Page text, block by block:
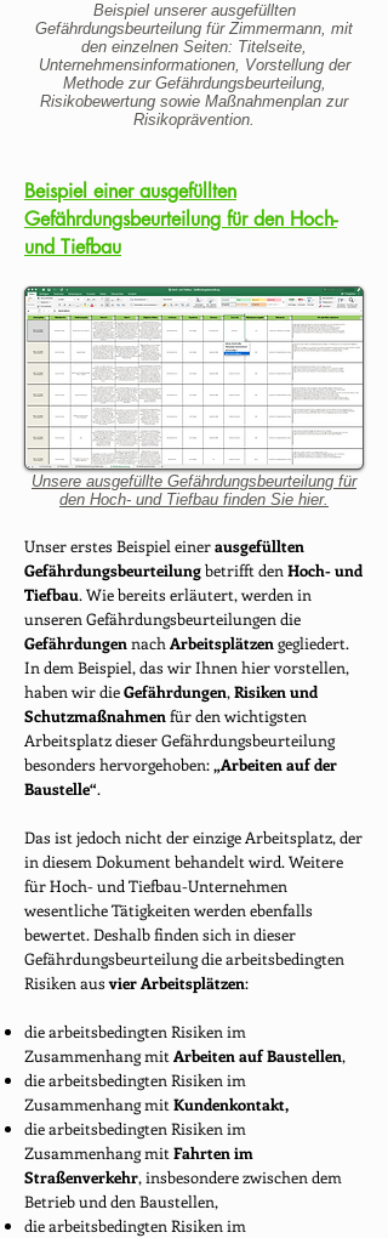
Beispiel unserer ausgefüllten
Gefährdungsbeurteilung für Zimmermann, mit
den einzelnen Seiten: Titelseite,
Unternehmensinformationen, Vorstellung der
Methode zur Gefährdungsbeurteilung,
Risikobewertung sowie Maßnahmenplan zur
Risikoprävention.
Beispiel einer ausgefüllten
Gefährdungsbeurteilung für den Hoch-
und Tiefbau
Unsere ausgefüllte Gefährdungsbeurteilung für
den Hoch- und Tiefbau finden Sie hier.
Unser erstes Beispiel einerausgefüllten
Gefährdungsbeurteilungbetrifft den Hoch- und
Tiefbau. Wie bereits erläutert, werden in
unseren Gefährdungsbeurteilungen die
Gefährdungen nach Arbeitsplätzen gegliedert.
In dem Beispiel, das wir Ihnen hier vorstellen,
haben wir dieGefährdungen, Risiken und
Schutzmaßnahmen für den wichtigsten
Arbeitsplatz dieser Gefährdungsbeurteilung
besonders hervorgehoben: „Arbeiten auf der
Baustelle“.
Das ist jedoch nicht der einzige Arbeitsplatz, der
in diesem Dokument behandelt wird. Weitere
für Hoch- und Tiefbau-Unternehmen
wesentliche Tätigkeiten werden ebenfalls
bewertet. Deshalb finden sich in dieser
Gefährdungsbeurteilung die arbeitsbedingten
Risiken ausvier Arbeitsplätzen:
die arbeitsbedingten Risiken im
Zusammenhang mit Arbeiten auf Baustellen,
die arbeitsbedingten Risiken im
Zusammenhang mit Kundenkontakt,
die arbeitsbedingten Risiken im
Zusammenhang mit Fahrten im
Straßenverkehr, insbesondere zwischen dem
Betrieb und den Baustellen,
die arbeitsbedingten Risiken im